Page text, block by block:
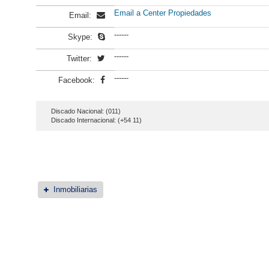
Email: Email a Center Propiedades
Skype: ------
Twitter: ------
Facebook: ------
Discado Nacional: (011)
Discado Internacional: (+54 11)
Inmobiliarias